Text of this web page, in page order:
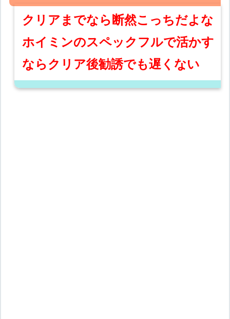
クリアまでなら断然こっちだよな
ホイミンのスペックフルで活かす
ならクリア後勧誘でも遅くない